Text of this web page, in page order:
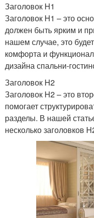
Заголовок H1
Заголовок H1 – это
должен быть ярким и
нашем случае, это
комфорта и
дизайна спальни-
Заголовок H2
Заголовок H2 – это
помогает
разделы. В нашей
несколько заголовков